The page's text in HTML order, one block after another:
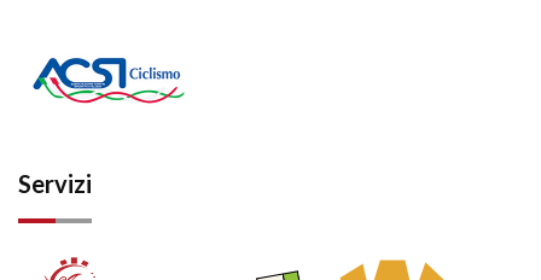
Servizi